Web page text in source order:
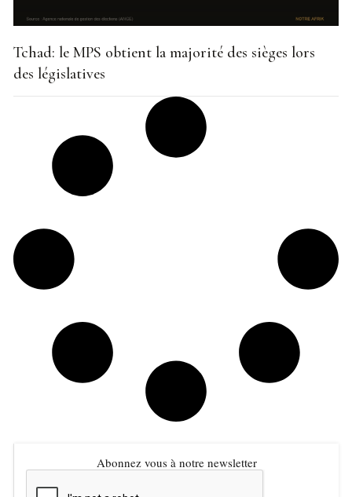
Tchad: le MPS obtient la majorité des sièges lors
des législatives
Abonnez vous à notre newsletter